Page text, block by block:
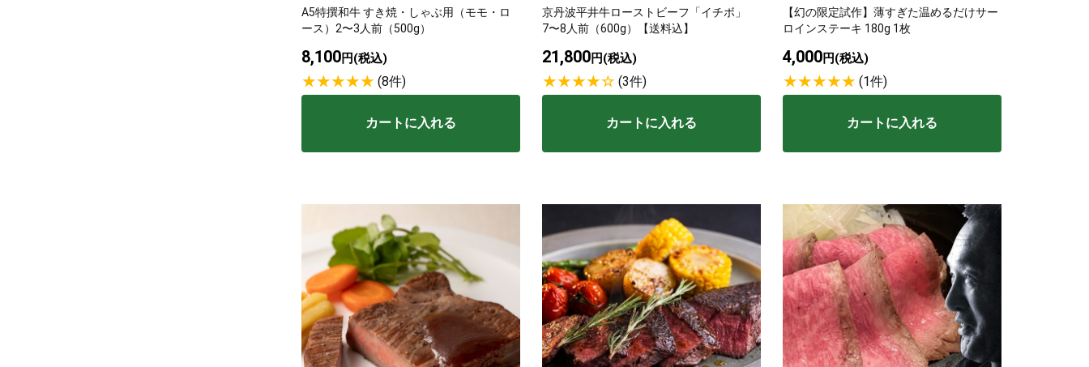
A5特撰和牛 すき焼・しゃぶ用（モモ・ロ
ース）2〜3人前（500g）
8,100円(税込)
(8件)
カートに入れる
京丹波平井牛ローストビーフ「イチボ」
7〜8人前（600g）【送料込】
21,800円(税込)
(3件)
カートに入れる
【幻の限定試作】薄すぎた温めるだけサー
ロインステーキ 180g 1枚
4,000円(税込)
(1件)
カートに入れる